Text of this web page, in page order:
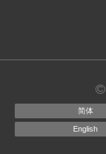
简体
English